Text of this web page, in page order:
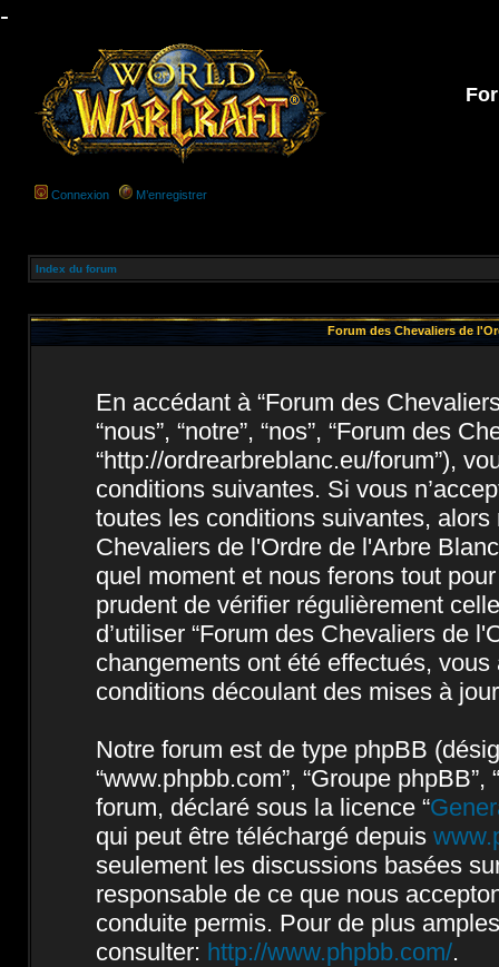
-
Connexion M’enregistrer
Index du forum
Forum des Chevaliers de
En accédant à “Forum des
“nous”, “notre”, “nos”, “Forum des
“http://ordrearbreblanc.eu/forum”),
conditions suivantes. Si vous
toutes les conditions suivantes, alors
Chevaliers de l'Ordre de l'Arbre
quel moment et nous ferons tout
prudent de vérifier régulièrement
d’utiliser “Forum des Chevaliers de
changements ont été effectués,
conditions découlant des mises à
Notre forum est de type phpBB
“www.phpbb.com”, “Groupe
forum, déclaré sous la licence “
qui peut être téléchargé depuis
seulement les discussions basées
responsable de ce que nous
conduite permis. Pour de plus
consulter: http://www.phpbb.com/.